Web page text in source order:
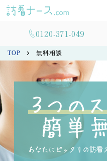
0120-371-049
TOP 無料相談